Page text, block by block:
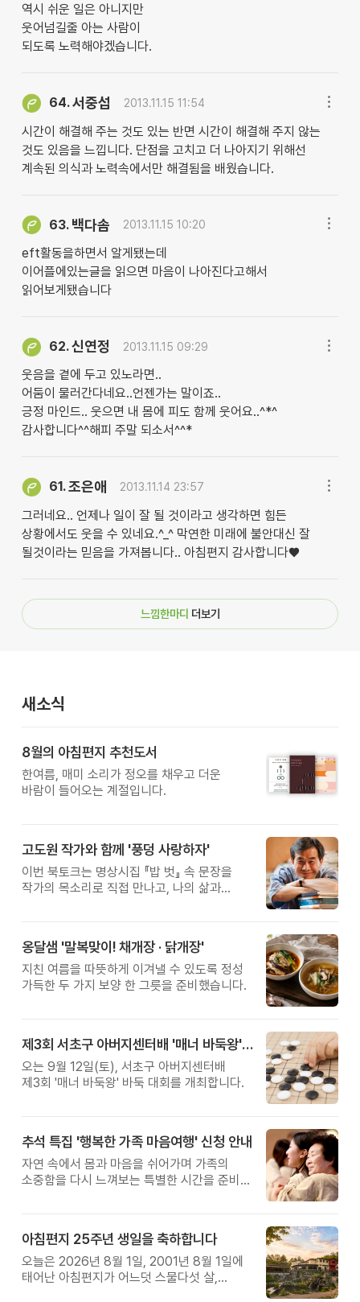
역시 쉬운 일은 아니지만
웃어넘길줄 아는 사람이
되도록 노력해야겠습니다.
64.서중섭 2013.11.15 11:54
시간이 해결해 주는 것도 있는 반면 시간이 해결해 주지 않는
것도 있음을 느낍니다. 단점을 고치고 더 나아지기 위해선
계속된 의식과 노력속에서만 해결됨을 배웠습니다.
63. 백다솜 2013.11.15 10:20
eft활동을하면서 알게됐는데
이어플에있는글을 읽으면 마음이 나아진다고해서
읽어보게됐습니다
62.신연정 2013.11.15 09:29
웃음을 곁에 두고 있노라면..
어둠이 물러간다네요..언젠가는 말이죠..
긍정 마인드.. 웃으면 내 몸에 피도 함께 웃어요..^*^
감사합니다^^해피 주말 되소서^^*
61.조은애 2013.11.14 23:57
그러네요.. 언제나 일이 잘 될 것이라고 생각하면 힘든
상황에서도 웃을 수 있네요.^_^ 막연한 미래에 불안대신 잘
될것이라는 믿음을 가져봅니다.. 아침편지 감사합니다♥
느낌한마디 더보기
새소식
8월의 아침편지 추천도서
한여름, 매미 소리가 정오를 채우고 더운
바람이 들어오는 계절입니다.
고도원 작가와 함께 '풍덩 사랑하자'
이번 북토크는 명상시집 『밥 벗』 속 문장을
작가의 목소리로 직접 만나고, 나의 삶과
옹달샘 '말복맞이! 채개장 · 닭개장'
지친 여름을 따뜻하게 이겨낼 수 있도록 정성
가득한 두 가지 보양 한 그릇을 준비했습니다.
제3회 서초구 아버지센터배 '매너 바둑왕' 대회
오는 9월 12일(토), 서초구 아버지센터배
제3회 '매너 바둑왕' 바둑 대회를 개최합니다.
추석 특집 '행복한 가족 마음여행' 신청 안내
자연 속에서 몸과 마음을 쉬어가며 가족의
소중함을 다시 느껴보는 특별한 시간을 준비해
아침편지 25주년 생일을 축하합니다
오늘은 2026년 8월 1일, 2001년 8월 1일에
태어난 아침편지가 어느덧 스물다섯 살,